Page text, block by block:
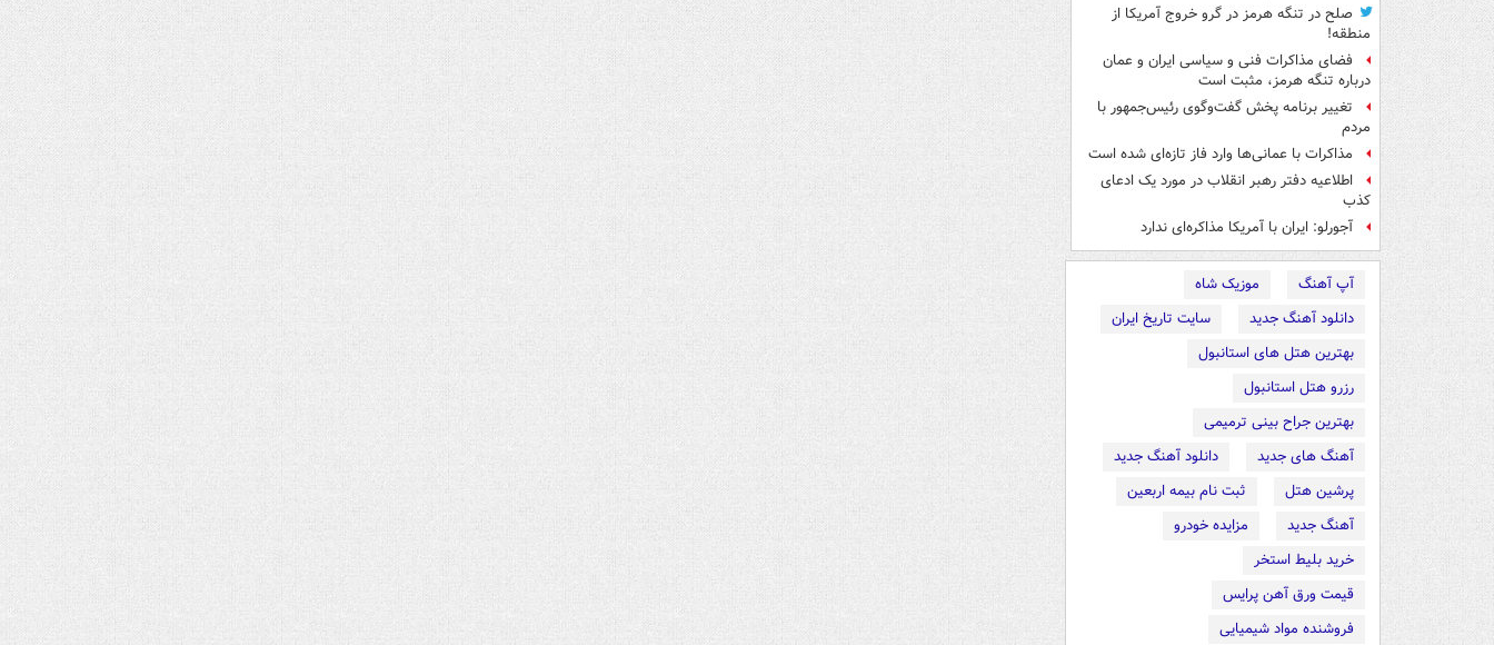
صلح در تنگه هرمز در گرو خروج آمریکا از
منطقه!
فضای مذاکرات فنی و سیاسی ایران و عمان
درباره تنگه هرمز، مثبت است
تغییر برنامه پخش گفت‌وگوی رئیس‌جمهور با
مردم
مذاکرات با عمانی‌ها وارد فاز تازه‌ای شده است
اطلاعیه دفتر رهبر انقلاب در مورد یک ادعای
کذب
آجورلو: ایران با آمریکا مذاکره‌ای ندارد
آپ آهنگ
موزیک شاه
دانلود آهنگ جدید
سایت تاریخ ایران
بهترین هتل های استانبول
رزرو هتل استانبول
بهترین جراح بینی ترمیمی
آهنگ های جدید
دانلود آهنگ جدید
پرشین هتل
ثبت نام بیمه اربعین
آهنگ جدید
مزایده خودرو
خرید بلیط استخر
قیمت ورق آهن پرایس
فروشنده مواد شیمیایی